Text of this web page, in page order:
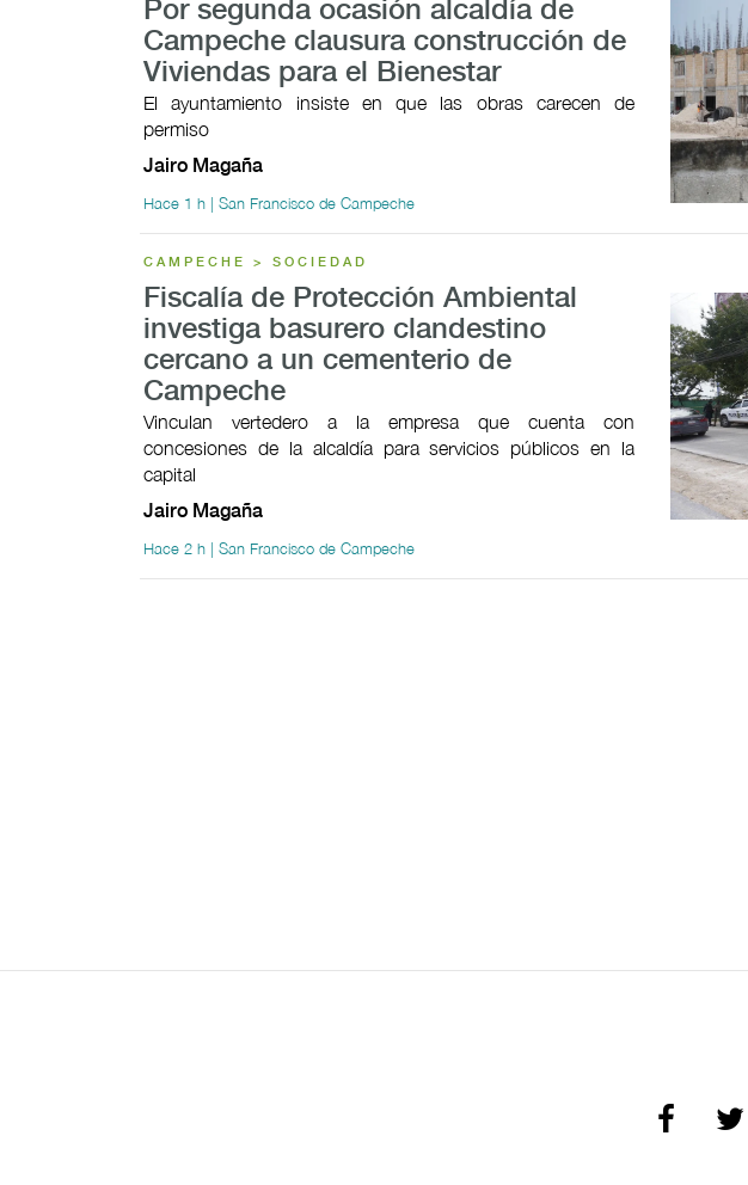
Por segunda ocasión alcaldía de
Campeche clausura construcción de
Viviendas para el Bienestar
El ayuntamiento insiste en que las obras carecen de
permiso
Jairo Magaña
Hace 1 h | San Francisco de Campeche
CAMPECHE > SOCIEDAD
Fiscalía de Protección Ambiental
investiga basurero clandestino
cercano a un cementerio de
Campeche
Vinculan vertedero a la empresa que cuenta con
concesiones de la alcaldía para servicios públicos en la
capital
Jairo Magaña
Hace 2 h | San Francisco de Campeche